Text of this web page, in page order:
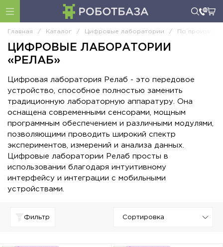
Главная / Каталог / Цифровые лаборатории / По
ЦИФРОВЫЕ ЛАБОРАТОРИИ
«РЕЛАБ»
Цифровая лаборатория Релаб - это передовое
устройство, способное полностью заменить
традиционную лабораторную аппаратуру. Она
оснащена современными сенсорами, мощным
программным обеспечением и различными модулями,
позволяющими проводить широкий спектр
экспериментов, измерений и анализа данных.
Цифровые лаборатории Релаб просты в
использовании благодаря интуитивному
интерфейсу и интеграции с мобильными
устройствами.
Фильтр